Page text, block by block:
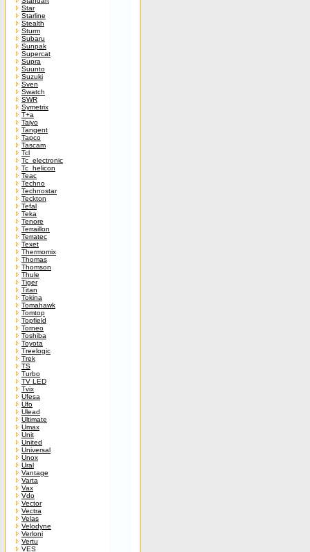
Star
Starline
Stealth
Sturm
Subaru
Sunpak
Supercat
Supra
Suunto
Suzuki
Sven
Swatch
SWR
Symetrix
T+a
Taiyo
Tangent
Tapco
Tascam
Tcl
Tc_electronic
Tc_helicon
Teac
Techno
Technostar
Teckton
Tefal
Teka
Tenore
Terraillon
Terratec
Texet
Thermomix
Thomas
Thomson
Thule
Tiger
Titan
Tokina
Tomahawk
Tomtop
Topfield
Torneo
Toshiba
Toyota
Treelogic
Trek
TS
Turbo
TV LED
Tvix
Ufesa
Ufo
Ulead
Ultimate
Umax
Unit
United
Universal
Unox
Ural
Vantage
Varta
Vax
Vdo
Vector
Vectra
Velas
Velodyne
Verloni
Vertu
VES